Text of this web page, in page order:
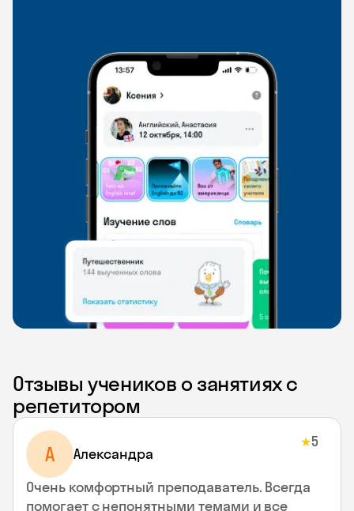
Отзывы учеников о занятиях с
репетитором
A Aлександра
★5
Очень комфортный преподаватель. Всегда
помогает с непонятными темами и все